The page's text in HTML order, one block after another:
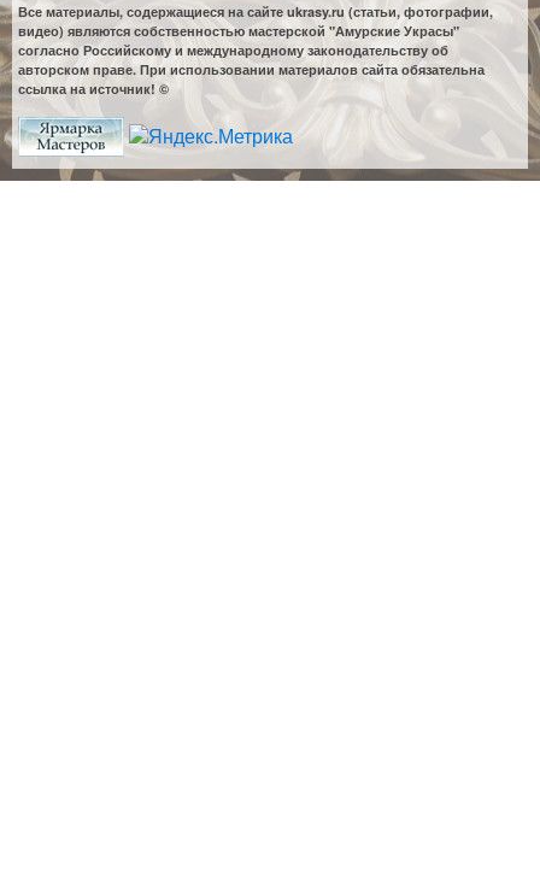
Все материалы, содержащиеся на сайте ukrasy.ru (статьи, фотографии,
видео) являются собственностью мастерской "Амурские Украсы"
согласно Российскому и международному законодательству об
авторском праве. При использовании материалов сайта обязательна
ссылка на источник! ©